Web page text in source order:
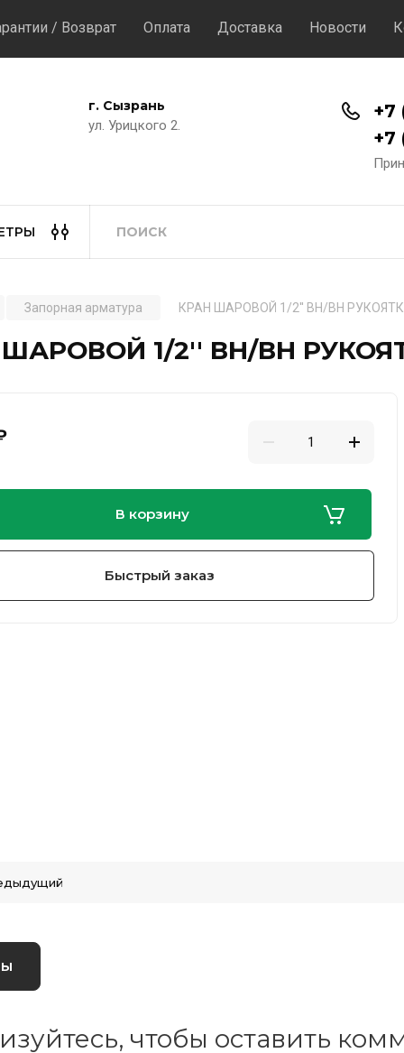
/ Возврат Оплата Доставка Новости
г. Сызрань
ул. Урицкого 2.
+7
+7
Запорная арматура КРАН ШАРОВОЙ 1/2'' ВН/ВН
1/2'' ВН/ВН
В корзину
Быстрый заказ
чтобы оставить